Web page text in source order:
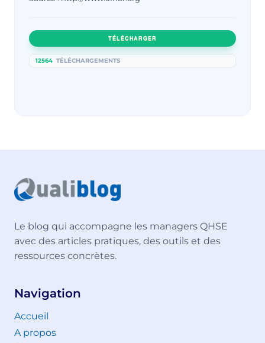
TÉLÉCHARGER
12564 TÉLÉCHARGEMENTS
Le blog qui accompagne les managers QHSE
avec des articles pratiques, des outils et des
ressources concrètes.
Navigation
Accueil
A propos